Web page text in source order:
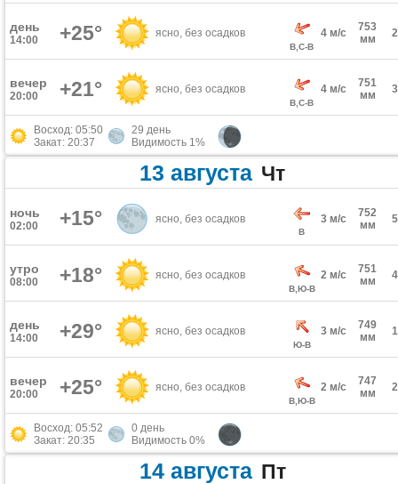
день
14:00 +25° ясно, без осадков
В,С-В
4 м/с
753
мм
вечер
20:00 +21° ясно, без осадков
В,С-В
4 м/с
751
мм
Восход: 05:50
Закат: 20:37
29 день
Видимость 1%
13 августа Чт
ночь
02:00 +15° ясно, без осадков
В
3 м/с
752
мм
утро
08:00 +18° ясно, без осадков
В,Ю-В
2 м/с
751
мм
день
14:00 +29° ясно, без осадков
Ю-В
3 м/с
749
мм
вечер
20:00 +25° ясно, без осадков
В,Ю-В
2 м/с
747
мм
Восход: 05:52
Закат: 20:35
0 день
Видимость 0%
14 августа Пт